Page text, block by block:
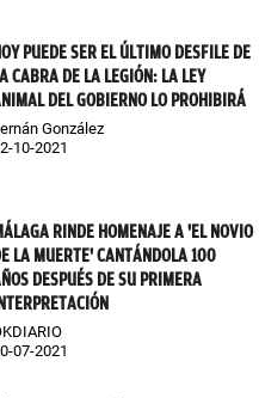
PUEDE SER EL ÚLTIMO DESFILE DE
CABRA DE LA LEGIÓN: LA LEY
DEL GOBIERNO LO PROHIBIRÁ
González
10-2021
RINDE HOMENAJE A 'EL NOVIO
LA MUERTE' CANTÁNDOLA 100
DESPUÉS DE SU PRIMERA
07-2021